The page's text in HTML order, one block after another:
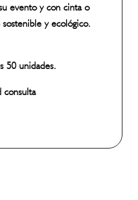
evento y con cinta o
y ecológico.
50 unidades.
consulta